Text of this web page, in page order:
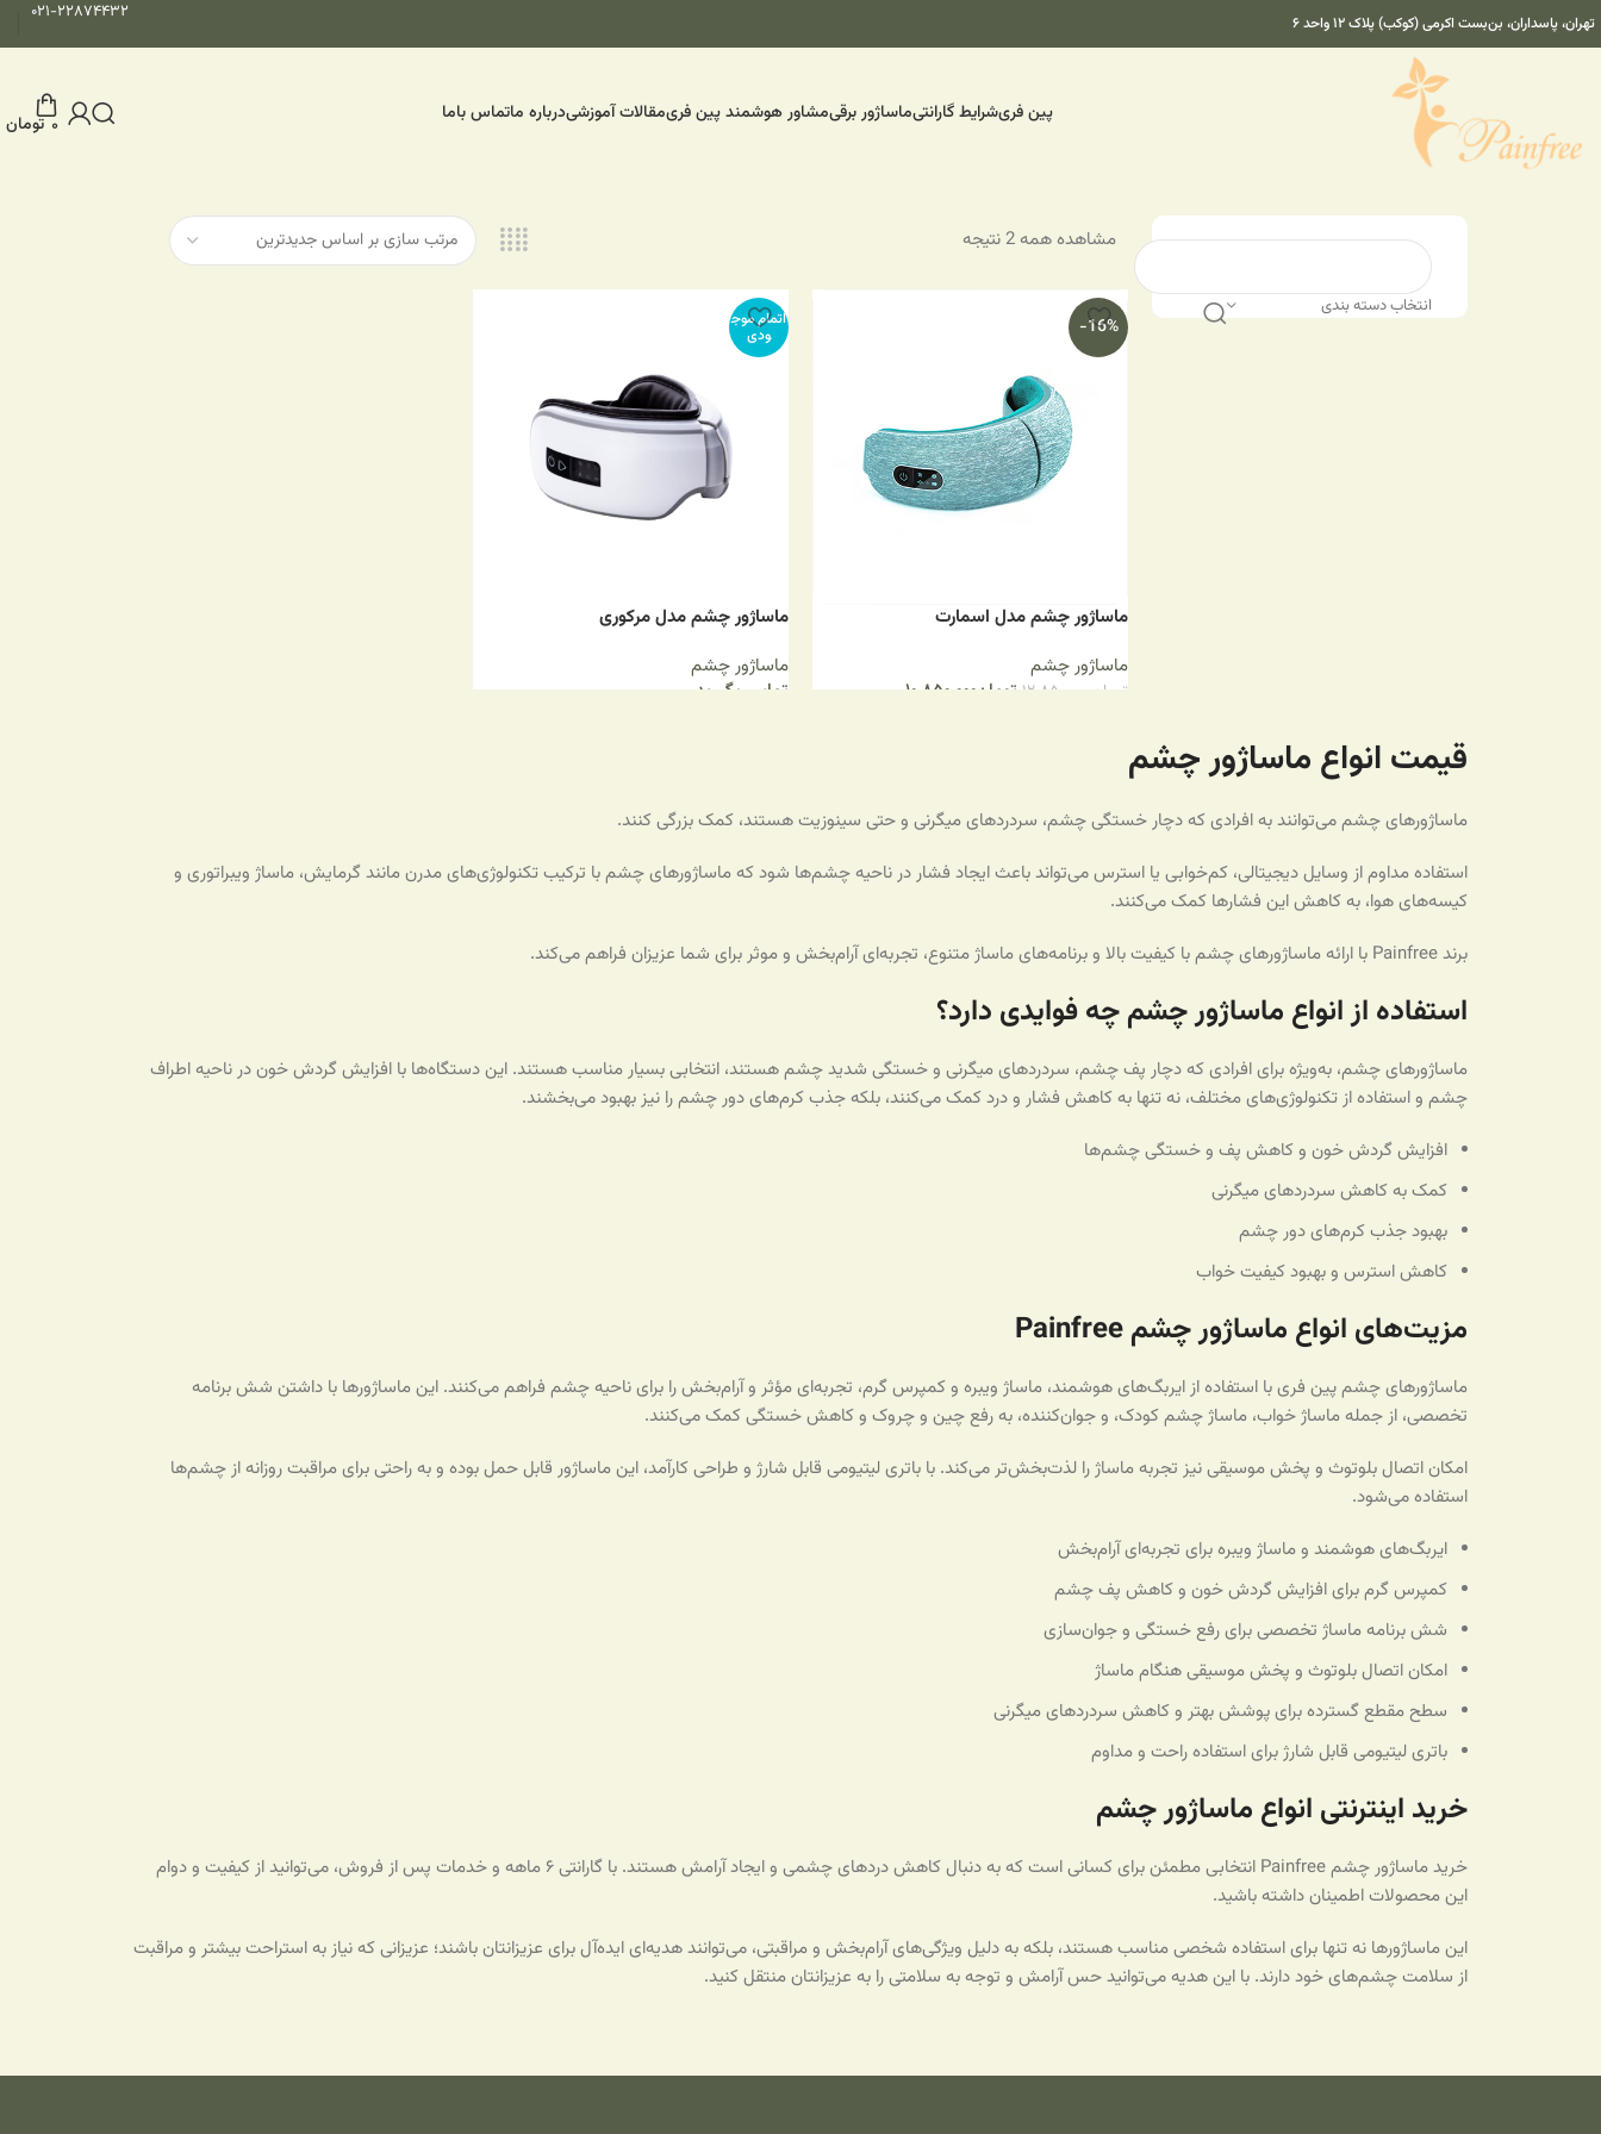
تهران، پاسداران، بن‌بست اکرمی (کوکب) پلاک ۱۲ واحد ۶ ۰۲۱-۲۲۸۷۴۴۳۲
پین فریشرایط گارانتیماساژور برقیمشاور هوشمند پین فریمقالات آموزشیدرباره ماتماس باما تومان ۰
انتخاب دسته بندی
مشاهده همه 2 نتیجه
-16%
ماساژور چشم مدل اسمارت
ماساژور چشم
تومان۱۲.۸۵۰.۰۰۰تومان۱۰.۸۵۰.۰۰۰
اتمام موج
ودی
ماساژور چشم مدل مرکوری
ماساژور چشم
تماس بگیرید
قیمت انواع ماساژور چشم
ماساژورهای چشم می‌توانند به افرادی که دچار خستگی چشم، سردردهای میگرنی و حتی سینوزیت هستند، کمک بزرگی کنند.
استفاده مداوم از وسایل دیجیتالی، کم‌خوابی یا استرس می‌تواند باعث ایجاد فشار در ناحیه چشم‌ها شود که ماساژورهای چشم با ترکیب تکنولوژی‌های مدرن مانند گرمایش، ماساژ ویبراتوری و
کیسه‌های هوا، به کاهش این فشارها کمک می‌کنند.
برند Painfree با ارائه ماساژورهای چشم با کیفیت بالا و برنامه‌های ماساژ متنوع، تجربه‌ای آرام‌بخش و موثر برای شما عزیزان فراهم می‌کند.
استفاده از انواع ماساژور چشم چه فوایدی دارد؟
ماساژورهای چشم، به‌ویژه برای افرادی که دچار پف چشم، سردردهای میگرنی و خستگی شدید چشم هستند، انتخابی بسیار مناسب هستند. این دستگاه‌ها با افزایش گردش خون در ناحیه اطراف
چشم و استفاده از تکنولوژی‌های مختلف، نه تنها به کاهش فشار و درد کمک می‌کنند، بلکه جذب کرم‌های دور چشم را نیز بهبود می‌بخشند.
افزایش گردش خون و کاهش پف و خستگی چشم‌ها
کمک به کاهش سردردهای میگرنی
بهبود جذب کرم‌های دور چشم
کاهش استرس و بهبود کیفیت خواب
مزیت‌های انواع ماساژور چشم Painfree
ماساژورهای چشم پین فری با استفاده از ایربگ‌های هوشمند، ماساژ ویبره و کمپرس گرم، تجربه‌ای مؤثر و آرام‌بخش را برای ناحیه چشم فراهم می‌کنند. این ماساژورها با داشتن شش برنامه
تخصصی، از جمله ماساژ خواب، ماساژ چشم کودک، و جوان‌کننده، به رفع چین و چروک و کاهش خستگی کمک می‌کنند.
امکان اتصال بلوتوث و پخش موسیقی نیز تجربه ماساژ را لذت‌بخش‌تر می‌کند. با باتری لیتیومی قابل شارژ و طراحی کارآمد، این ماساژور قابل حمل بوده و به راحتی برای مراقبت روزانه از چشم‌ها
استفاده می‌شود.
ایربگ‌های هوشمند و ماساژ ویبره برای تجربه‌ای آرام‌بخش
کمپرس گرم برای افزایش گردش خون و کاهش پف چشم
شش برنامه ماساژ تخصصی برای رفع خستگی و جوان‌سازی
امکان اتصال بلوتوث و پخش موسیقی هنگام ماساژ
سطح مقطع گسترده برای پوشش بهتر و کاهش سردردهای میگرنی
باتری لیتیومی قابل شارژ برای استفاده راحت و مداوم
خرید اینترنتی انواع ماساژور چشم
خرید ماساژور چشم Painfree انتخابی مطمئن برای کسانی است که به دنبال کاهش دردهای چشمی و ایجاد آرامش هستند. با گارانتی ۶ ماهه و خدمات پس از فروش، می‌توانید از کیفیت و دوام
این محصولات اطمینان داشته باشید.
این ماساژورها نه تنها برای استفاده شخصی مناسب هستند، بلکه به دلیل ویژگی‌های آرام‌بخش و مراقبتی، می‌توانند هدیه‌ای ایده‌آل برای عزیزانتان باشند؛ عزیزانی که نیاز به استراحت بیشتر و مراقبت
از سلامت چشم‌های خود دارند. با این هدیه می‌توانید حس آرامش و توجه به سلامتی را به عزیزانتان منتقل کنید.